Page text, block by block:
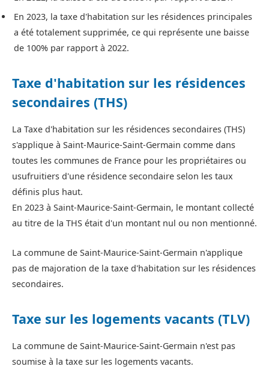
En 2023, la taxe d'habitation sur les résidences principales
a été totalement supprimée, ce qui représente une baisse
de 100% par rapport à 2022.
Taxe d'habitation sur les résidences
secondaires (THS)
La Taxe d'habitation sur les résidences secondaires (THS)
s'applique à Saint-Maurice-Saint-Germain comme dans
toutes les communes de France pour les propriétaires ou
usufruitiers d'une résidence secondaire selon les taux
définis plus haut.
En 2023 à Saint-Maurice-Saint-Germain, le montant collecté
au titre de la THS était d'un montant nul ou non mentionné.
La commune de Saint-Maurice-Saint-Germain n'applique
pas de majoration de la taxe d'habitation sur les résidences
secondaires.
Taxe sur les logements vacants (TLV)
La commune de Saint-Maurice-Saint-Germain n'est pas
soumise à la taxe sur les logements vacants.